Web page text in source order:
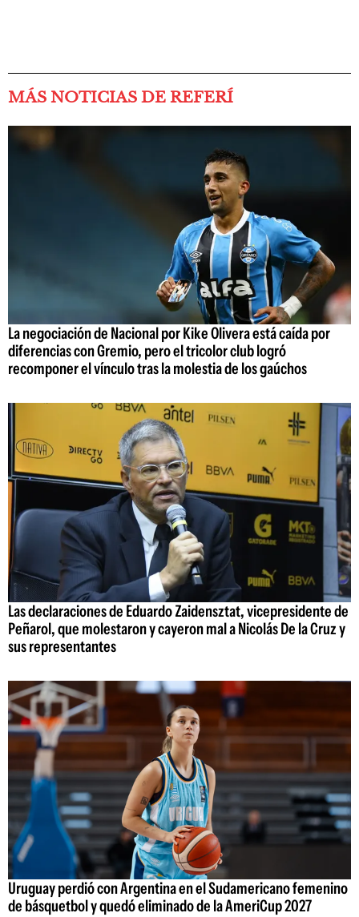
MÁS NOTICIAS DE REFERÍ
La negociación de Nacional por Kike Olivera está caída por
diferencias con Gremio, pero el tricolor club logró
recomponer el vínculo tras la molestia de los gaúchos
Las declaraciones de Eduardo Zaidensztat, vicepresidente de
Peñarol, que molestaron y cayeron mal a Nicolás De la Cruz y
sus representantes
Uruguay perdió con Argentina en el Sudamericano femenino
de básquetbol y quedó eliminado de la AmeriCup 2027